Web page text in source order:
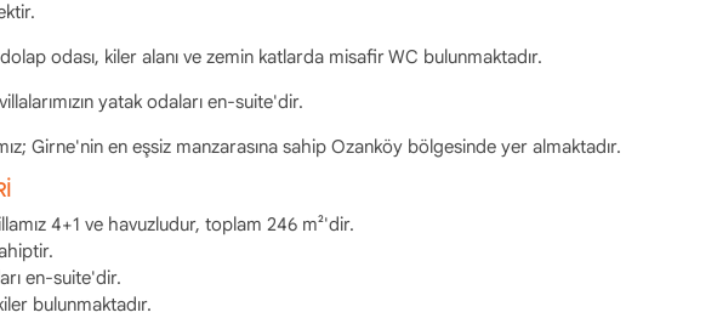
dolap odası, kiler alanı ve zemin katlarda misafir WC bulunmaktadır.
yatak odaları en-suite'dir.
Girne'nin en eşsiz manzarasına sahip Ozanköy bölgesinde yer almaktadır.
4+1 ve havuzludur, toplam 246 m²'dir.
en-suite'dir.
bulunmaktadır.